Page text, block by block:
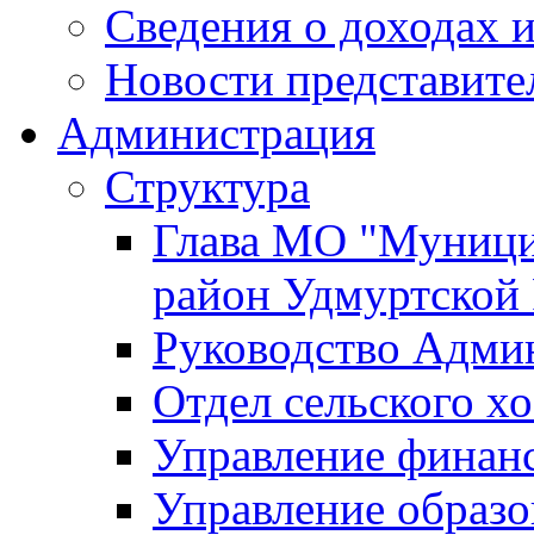
Сведения о доходах
Новости
Администрация
Структура
Глава МО
район
Руководство
Отдел сельского
Управление
Управление